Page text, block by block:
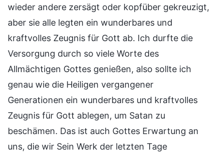
wieder andere zersägt oder kopfüber gekreuzigt,
aber sie alle legten ein wunderbares und
kraftvolles Zeugnis für Gott ab. Ich durfte die
Versorgung durch so viele Worte des
Allmächtigen Gottes genießen, also sollte ich
genau wie die Heiligen vergangener
Generationen ein wunderbares und kraftvolles
Zeugnis für Gott ablegen, um Satan zu
beschämen. Das ist auch Gottes Erwartung an
uns, die wir Sein Werk der letzten Tage